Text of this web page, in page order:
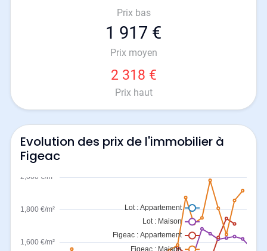
Prix bas
1 917 €
Prix moyen
2 318 €
Prix haut
Evolution des prix de l'immobilier à
Figeac